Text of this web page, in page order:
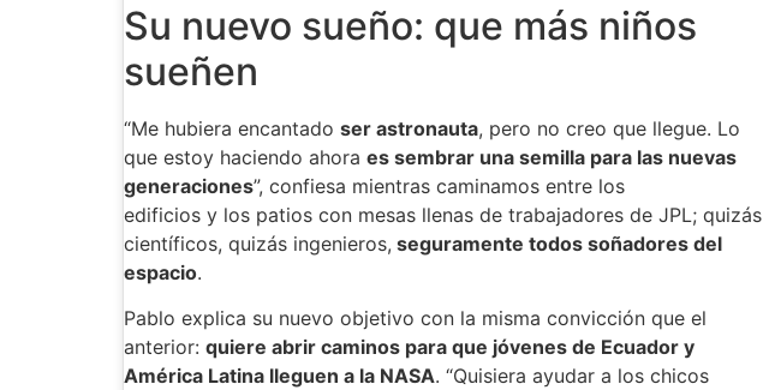
Su nuevo sueño: que más niños
sueñen
“Me hubiera encantado ser astronauta, pero no creo que llegue. Lo
que estoy haciendo ahora es sembrar una semilla para las nuevas
generaciones”, confiesa mientras caminamos entre los
edificios y los patios con mesas llenas de trabajadores de JPL; quizás
científicos, quizás ingenieros, seguramente todos soñadores del
espacio.
Pablo explica su nuevo objetivo con la misma convicción que el
anterior: quiere abrir caminos para que jóvenes de Ecuador y
América Latina lleguen a la NASA. “Quisiera ayudar a los chicos